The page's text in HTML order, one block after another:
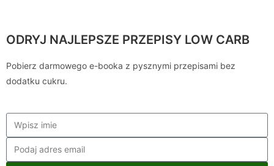
ODRYJ NAJLEPSZE PRZEPISY LOW CARB
Pobierz darmowego e-booka z pysznymi przepisami bez
dodatku cukru.